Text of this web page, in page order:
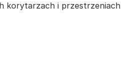
korytarzach i przestrzeniach